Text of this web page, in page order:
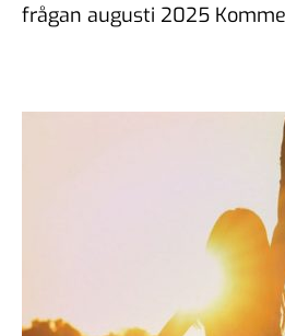
frågan augusti 2025
hos svenskarna under
när …